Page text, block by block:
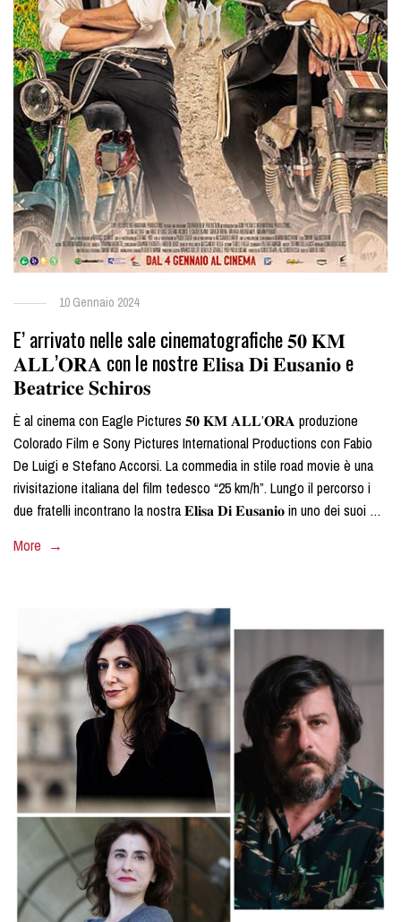
10 Gennaio 2024
E’ arrivato nelle sale cinematografiche 𝟓𝟎 𝐊𝐌
𝐀𝐋𝐋’𝐎𝐑𝐀 con le nostre 𝐄𝐥𝐢𝐬𝐚 𝐃𝐢 𝐄𝐮𝐬𝐚𝐧𝐢𝐨 e
𝐁𝐞𝐚𝐭𝐫𝐢𝐜𝐞 𝐒𝐜𝐡𝐢𝐫𝐨𝐬
È al cinema con Eagle Pictures 𝟓𝟎 𝐊𝐌 𝐀𝐋𝐋’𝐎𝐑𝐀 produzione
Colorado Film e Sony Pictures International Productions con Fabio
De Luigi e Stefano Accorsi. La commedia in stile road movie è una
rivisitazione italiana del film tedesco “25 km/h”. Lungo il percorso i
due fratelli incontrano la nostra 𝐄𝐥𝐢𝐬𝐚 𝐃𝐢 𝐄𝐮𝐬𝐚𝐧𝐢𝐨 in uno dei suoi …
More →